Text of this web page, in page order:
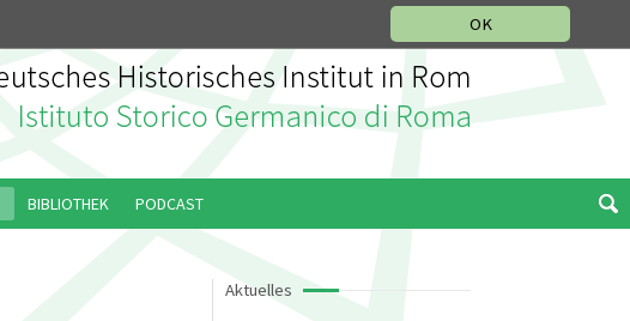
OK
Aktuelles
BIBLIOTHEK PODCAST